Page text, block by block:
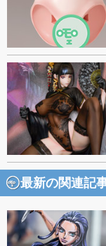
最新の関連記